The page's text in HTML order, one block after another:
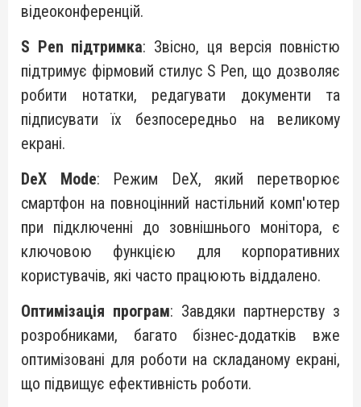
відеоконференцій.
S Pen підтримка: Звісно, ця версія повністю
підтримує фірмовий стилус S Pen, що дозволяє
робити нотатки, редагувати документи та
підписувати їх безпосередньо на великому
екрані.
DeX Mode: Режим DeX, який перетворює
смартфон на повноцінний настільний комп'ютер
при підключенні до зовнішнього монітора, є
ключовою функцією для корпоративних
користувачів, які часто працюють віддалено.
Оптимізація програм: Завдяки партнерству з
розробниками, багато бізнес-додатків вже
оптимізовані для роботи на складаному екрані,
що підвищує ефективність роботи.